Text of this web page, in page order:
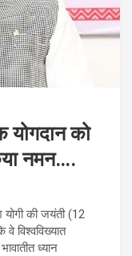
योगदान को
नमन….
योगी की जयंती (12
विश्वविख्यात
ध्यान